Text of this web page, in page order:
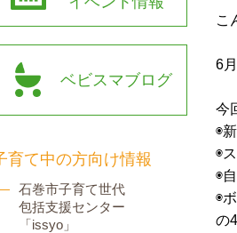
こ
6
今
◉
◉
◉
◉
の
ベビスマブログ
育て中の方向け情報
石巻市子育て世代
包括支援センター
「issyo」